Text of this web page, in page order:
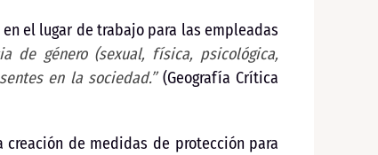
el lugar de trabajo para las empleadas
de género (sexual, física, psicológica,
en la sociedad.”(Geografía Crítica
creación de medidas de protección para